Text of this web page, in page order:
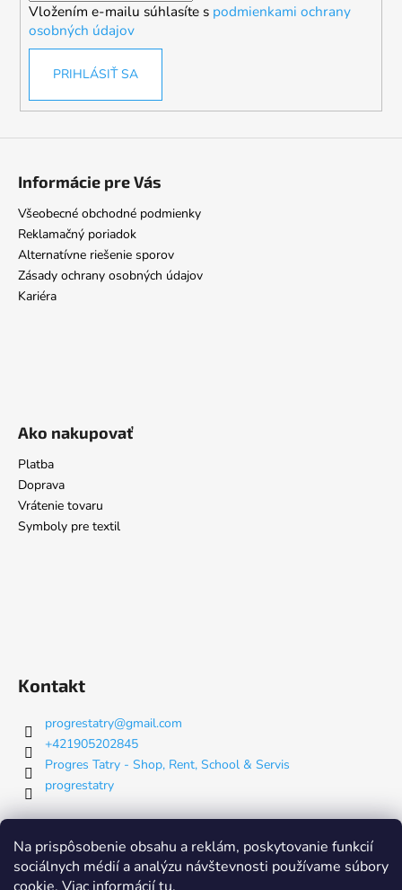
Na prispôsobenie obsahu a reklám, poskytovanie funkcií
sociálnych médií a analýzu návštevnosti používame súbory
Vložením e-mailu súhlasíte s podmienkami ochrany
osobných údajov
PRIHLÁSIŤ SA
Informácie pre Vás
Všeobecné obchodné podmienky
Reklamačný poriadok
Alternatívne riešenie sporov
Zásady ochrany osobných údajov
Kariéra
Ako nakupovať
Platba
Doprava
Vrátenie tovaru
Symboly pre textil
Kontakt
progrestatry@gmail.com
+421905202845
Progres Tatry - Shop, Rent, School & Servis
progrestatry
Nákupný košík